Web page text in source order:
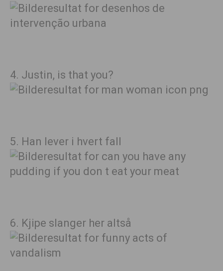
4. Justin, is that you?
5. Han lever i hvert fall
6. Kjipe slanger her altså